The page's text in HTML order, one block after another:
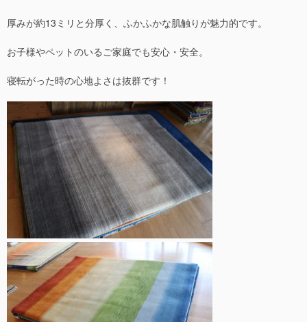
厚みが約13ミリと分厚く、ふかふかな肌触りが魅力的です。
お子様やペットのいるご家庭でも安心・安全。
寝転がった時の心地よさは抜群です！